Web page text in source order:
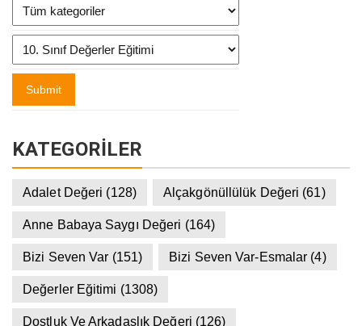
KATEGORILER
Adalet Değeri (128) Alçakgönüllülük Değeri (61)
Anne Babaya Saygı Değeri (164)
Bizi Seven Var (151) Bizi Seven Var-Esmalar (4)
Değerler Eğitimi (1308)
Dostluk Ve Arkadaşlık Değeri (126)